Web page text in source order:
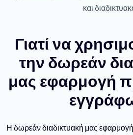
και
Γιατί να
την δωρεάν
μας εφαρμογή
Η δωρεάν διαδικτυακή μας